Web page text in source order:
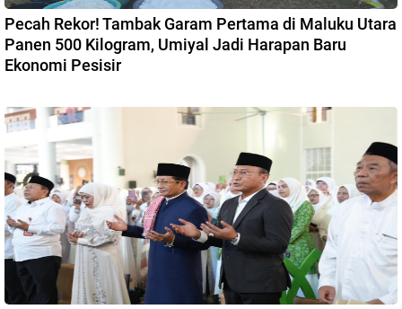
Pecah Rekor! Tambak Garam Pertama di Maluku Utara
Panen 500 Kilogram, Umiyal Jadi Harapan Baru
Ekonomi Pesisir